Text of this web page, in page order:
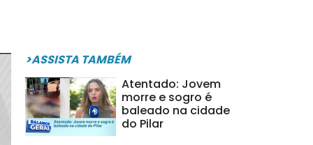
>ASSISTA TAMBÉM
Atentado: Jovem
morre e sogro é
baleado na cidade
do Pilar